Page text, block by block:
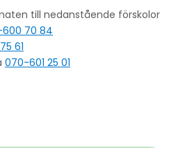
till nedanstående förskolor
70 84
61
070-601 25 01